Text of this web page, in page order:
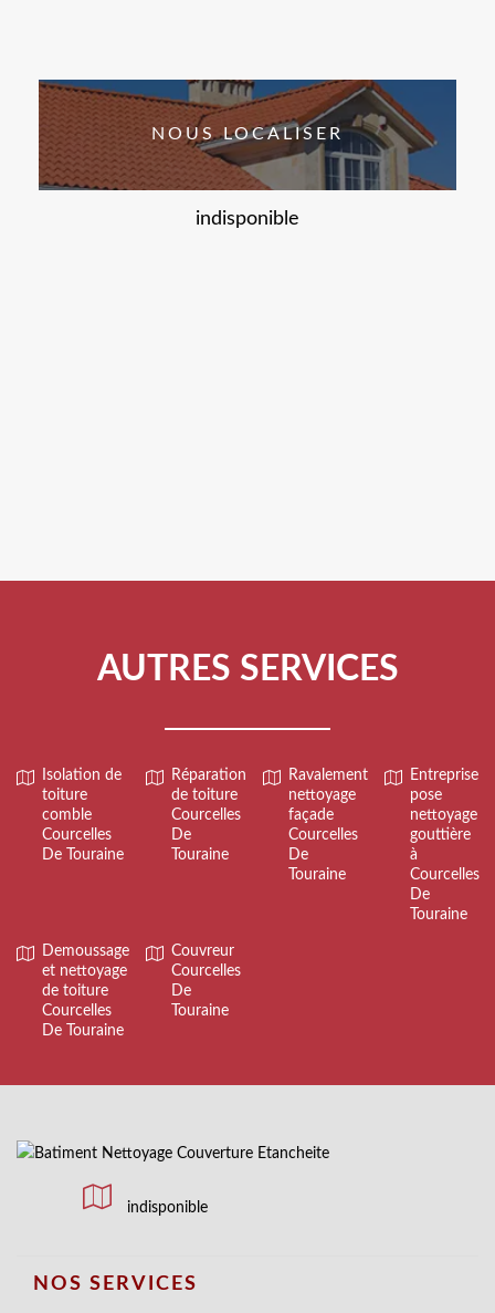
NOUS LOCALISER
indisponible
AUTRES SERVICES
Isolation de
toiture
comble
Courcelles
De Touraine
Réparation
de toiture
Courcelles
De
Touraine
Ravalement
nettoyage
façade
Courcelles
De
Touraine
Entreprise
pose
nettoyage
gouttière
à
Courcelles
De
Touraine
Demoussage
et nettoyage
de toiture
Courcelles
De Touraine
Couvreur
Courcelles
De
Touraine
indisponible
NOS SERVICES